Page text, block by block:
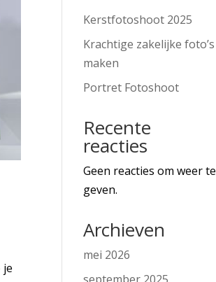
je
Kerstfotoshoot 2025
Krachtige zakelijke foto’s
maken
Portret Fotoshoot
Recente
reacties
Geen reacties om weer te
geven.
Archieven
mei 2026